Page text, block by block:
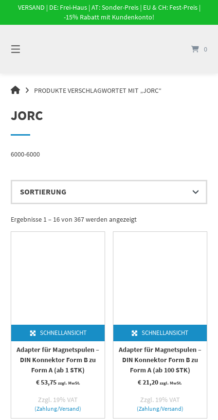
Springe
Inhalt
VERSAND | DE: Frei-Haus | AT: Sonder-Preis | EU & CH: Fest-Preis |
-15% Rabatt mit Kundenkonto!
0
DRUCKLUFT-
|
DRUCKLUFTSYSTEME,
DRUCKLUFTZUBEHÖR
PRODUKTE VERSCHLAGWORTET MIT „JORC“
JORC
6000-6000
Ergebnisse 1 – 16 von 367 werden angezeigt
SCHNELLANSICHT
Adapter für Magnetspulen –
DIN Konnektor Form B zu
Form A (ab 1 STK)
€53,75 zzgl. MwSt.
Zzgl. 19% VAT
(Zahlung/Versand)
SCHNELLANSICHT
Adapter für Magnetspulen –
DIN Konnektor Form B zu
Form A (ab 100 STK)
€21,20 zzgl. MwSt.
Zzgl. 19% VAT
(Zahlung/Versand)